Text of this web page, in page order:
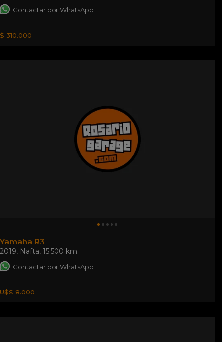
Contactar por WhatsApp
$ 310.000
Yamaha R3
2019, Nafta, 15.500 km.
Contactar por WhatsApp
U$S 8.000